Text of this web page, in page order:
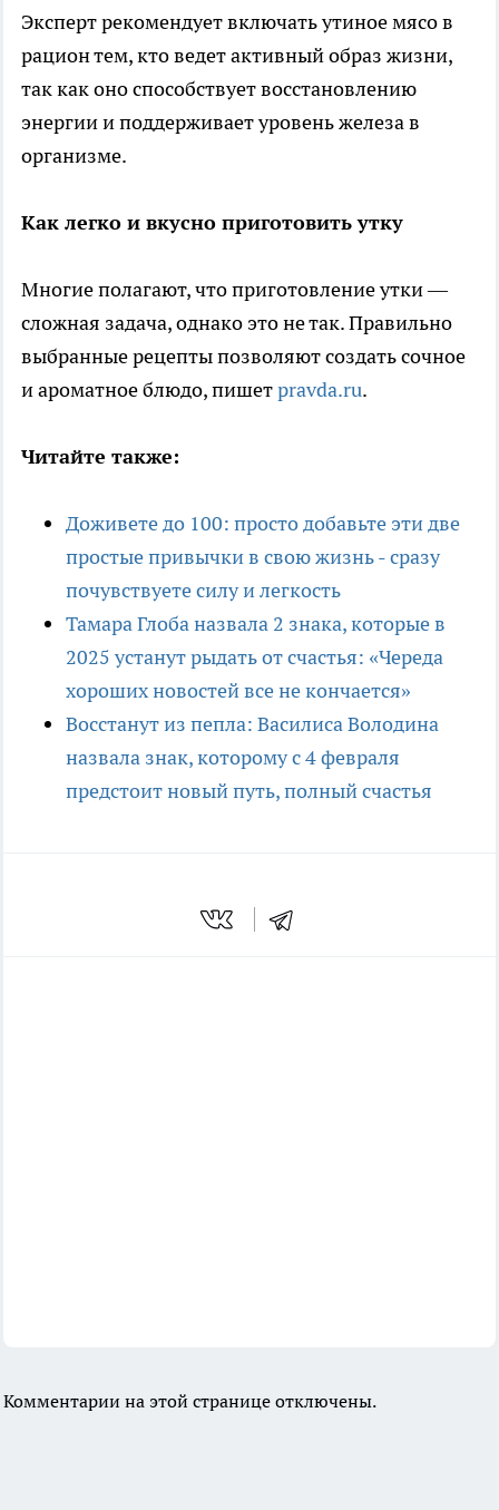
Эксперт рекомендует включать утиное мясо в
рацион тем, кто ведет активный образ жизни,
так как оно способствует восстановлению
энергии и поддерживает уровень железа в
организме.
Как легко и вкусно приготовить утку
Многие полагают, что приготовление утки —
сложная задача, однако это не так. Правильно
выбранные рецепты позволяют создать сочное
и ароматное блюдо, пишетpravda.ru.
Читайте также:
Доживете до 100: просто добавьте эти две
простые привычки в свою жизнь - сразу
почувствуете силу и легкость
Тамара Глоба назвала 2 знака, которые в
2025 устанут рыдать от счастья: «Череда
хороших новостей все не кончается»
Восстанут из пепла: Василиса Володина
назвала знак, которому с 4 февраля
предстоит новый путь, полный счастья
Комментарии на этой странице отключены.